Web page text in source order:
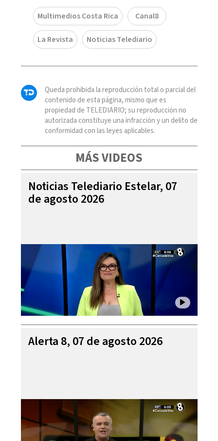
Multimedios Costa Rica Canal8
La Revista Noticias Telediario
Queda prohibida la reproducción total o parcial del
contenido de esta página, mismo que es
propiedad de TELEDIARIO; su reproducción no
autorizada constituye una infracción y un delito de
conformidad con las leyes aplicables.
MÁS VIDEOS
Noticias Telediario Estelar, 07
de agosto 2026
Alerta 8, 07 de agosto 2026